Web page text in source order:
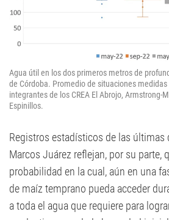
Agua útil en los dos primeros metros de
de Córdoba. Promedio de situaciones
integrantes de los CREA El Abrojo, Armstrong-
Espinillos.
Registros estadísticos de las últimas
Marcos Juárez reflejan, por su parte,
probabilidad en la cual, aún en una
de maíz temprano pueda acceder
a toda el agua que requiere para